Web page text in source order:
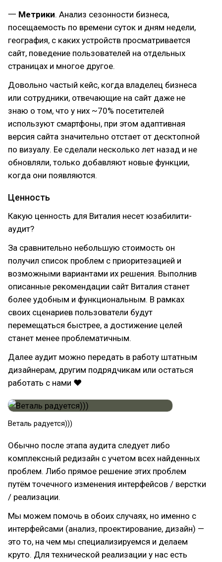
一 Метрики. Анализ сезонности бизнеса,
посещаемость по времени суток и дням недели,
география, с каких устройств просматривается
сайт, поведение пользователей на отдельных
страницах и многое другое.
Довольно частый кейс, когда владелец бизнеса
или сотрудники, отвечающие на сайт даже не
знаю о том, что у них ~70% посетителей
используют смартфоны, при этом адаптивная
версия сайта значительно отстает от десктопной
по визуалу. Ее сделали несколько лет назад и не
обновляли, только добавляют новые функции,
когда они появляются.
Ценность
Какую ценность для Виталия несет юзабилити-
аудит?
За сравнительно небольшую стоимость он
получил список проблем с приоритезацией и
возможными вариантами их решения. Выполнив
описанные рекомендации сайт Виталия станет
более удобным и функциональным. В рамках
своих сценариев пользователи будут
перемещаться быстрее, а достижение целей
станет менее проблематичным.
Далее аудит можно передать в работу штатным
дизайнерам, другим подрядчикам или остаться
работать с нами ❤
Веталь радуется)))
Обычно после этапа аудита следует либо
комплексный редизайн с учетом всех найденных
проблем. Либо прямое решение этих проблем
путём точечного изменения интерфейсов / верстки
/ реализации.
Мы можем помочь в обоих случаях, но именно с
интерфейсами (анализ, проектирование, дизайн) —
это то, на чем мы специализируемся и делаем
круто. Для технической реализации у нас есть